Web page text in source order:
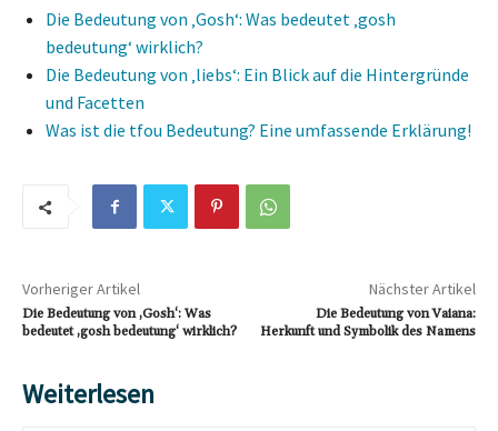
Die Bedeutung von ‚Gosh‘: Was bedeutet ‚gosh
bedeutung‘ wirklich?
Die Bedeutung von ‚liebs‘: Ein Blick auf die Hintergründe
und Facetten
Was ist die tfou Bedeutung? Eine umfassende Erklärung!
Vorheriger Artikel
Die Bedeutung von ‚Gosh‘: Was
bedeutet ‚gosh bedeutung‘ wirklich?
Nächster Artikel
Die Bedeutung von Vaiana:
Herkunft und Symbolik des Namens
Weiterlesen